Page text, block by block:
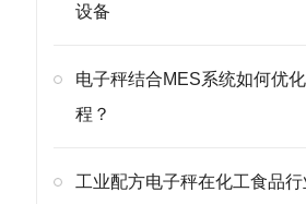
设备
电子秤结合MES系统如何优
程？
工业配方电子秤在化工食品行